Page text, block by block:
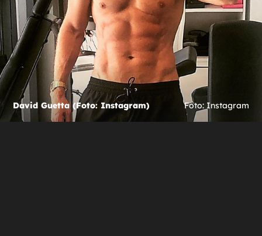
David Guetta (Foto: Instagram) Foto: Instagram